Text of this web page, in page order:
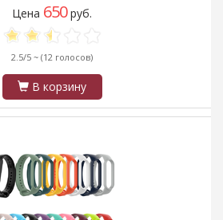
Цена 650руб.
2.5/5 ~ (12 голосов)
В корзину